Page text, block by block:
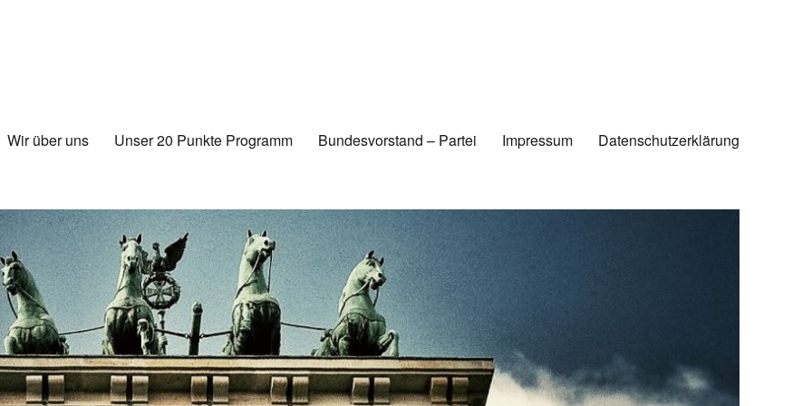
Wir über uns Unser 20 Punkte Programm Bundesvorstand – Partei Impressum Datenschutzerklärung